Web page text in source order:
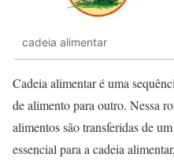
cadeia alimentar
Cadeia alimentar é uma
de alimento para outro. Nessa
alimentos são transferidas de
essencial para a cadeia